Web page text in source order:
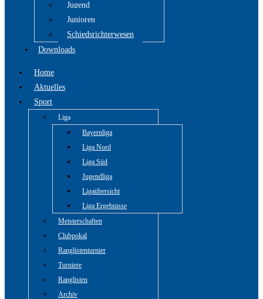
Jugend
Junioren
Schiedsrichterwesen
Downloads
Home
Aktuelles
Sport
Liga
Bayernliga
Liga Nord
Liga Süd
Jugendliga
Ligaübersicht
Liga Ergebnisse
Meisterschaften
Clubpokal
Ranglistenturnier
Turniere
Ranglisten
Archiv